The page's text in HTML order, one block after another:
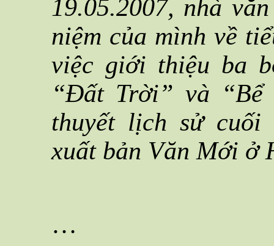
19.05.2007, nhà
niệm của mình về
việc giới thiệu ba
“Đất Trời” và “Bể
thuyết lịch sử
xuất bản Văn Mới ở
…